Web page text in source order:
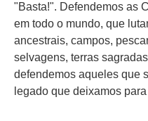
"Basta!". Defendemos as
em todo o mundo, que
ancestrais, campos,
selvagens, terras
defendemos aqueles que
legado que deixamos